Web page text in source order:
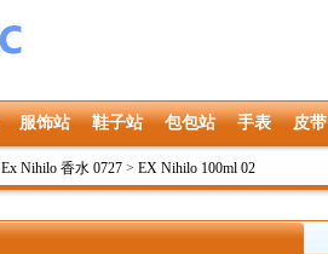
服饰站 鞋子站 包包站 手表 皮带
Ex Nihilo 香水 0727 > EX Nihilo 100ml 02